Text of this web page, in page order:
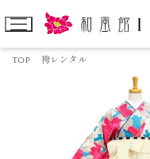
TOP 袴レンタル